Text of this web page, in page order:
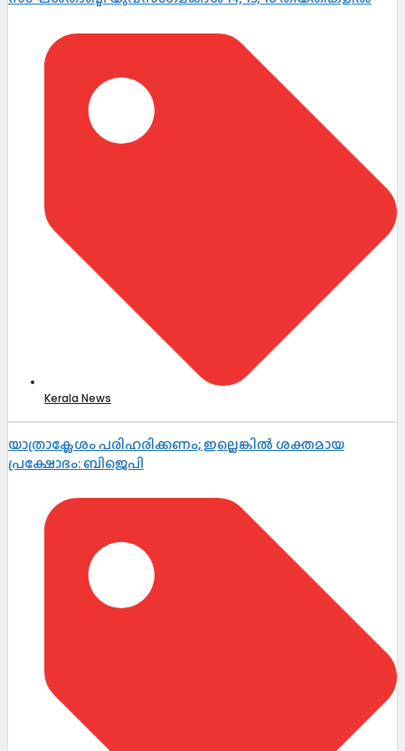
Kerala News
യാത്രാക്ലേശം പരിഹരിക്കണം; ഇല്ലെങ്കിൽ ശക്തമായ
പ്രക്ഷോഭം: ബിജെപി